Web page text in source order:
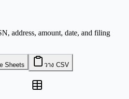
address, amount, date, and filing
Sheets วาง CSV